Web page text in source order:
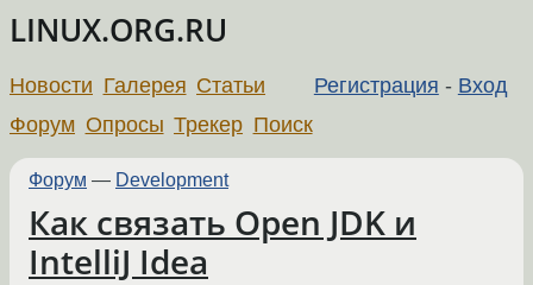
LINUX.ORG.RU
Регистрация - Вход
Новости Галерея Статьи
Форум Опросы Трекер Поиск
Форум — Development
Как связать Open JDK и
IntelliJ Idea